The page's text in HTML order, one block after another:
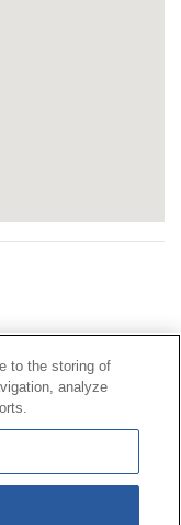
Comisión de
Proveedor
| Aviso legal
to the storing of
analyze